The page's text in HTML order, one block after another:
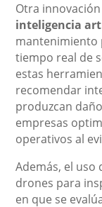
Otra
inteligencia
mantenimiento
tiempo real de
estas
recomendar
produzcan
empresas
operativos al
Además, el uso
drones para
en que se